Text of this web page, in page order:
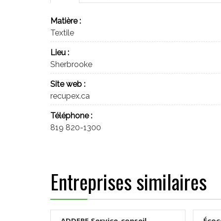
Matière :
Textile
Lieu :
Sherbrooke
Site web :
recupex.ca
Téléphone :
819 820-1300
Entreprises similaires